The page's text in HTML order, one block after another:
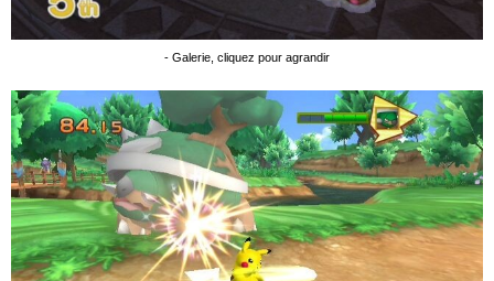
- Galerie, cliquez pour agrandir